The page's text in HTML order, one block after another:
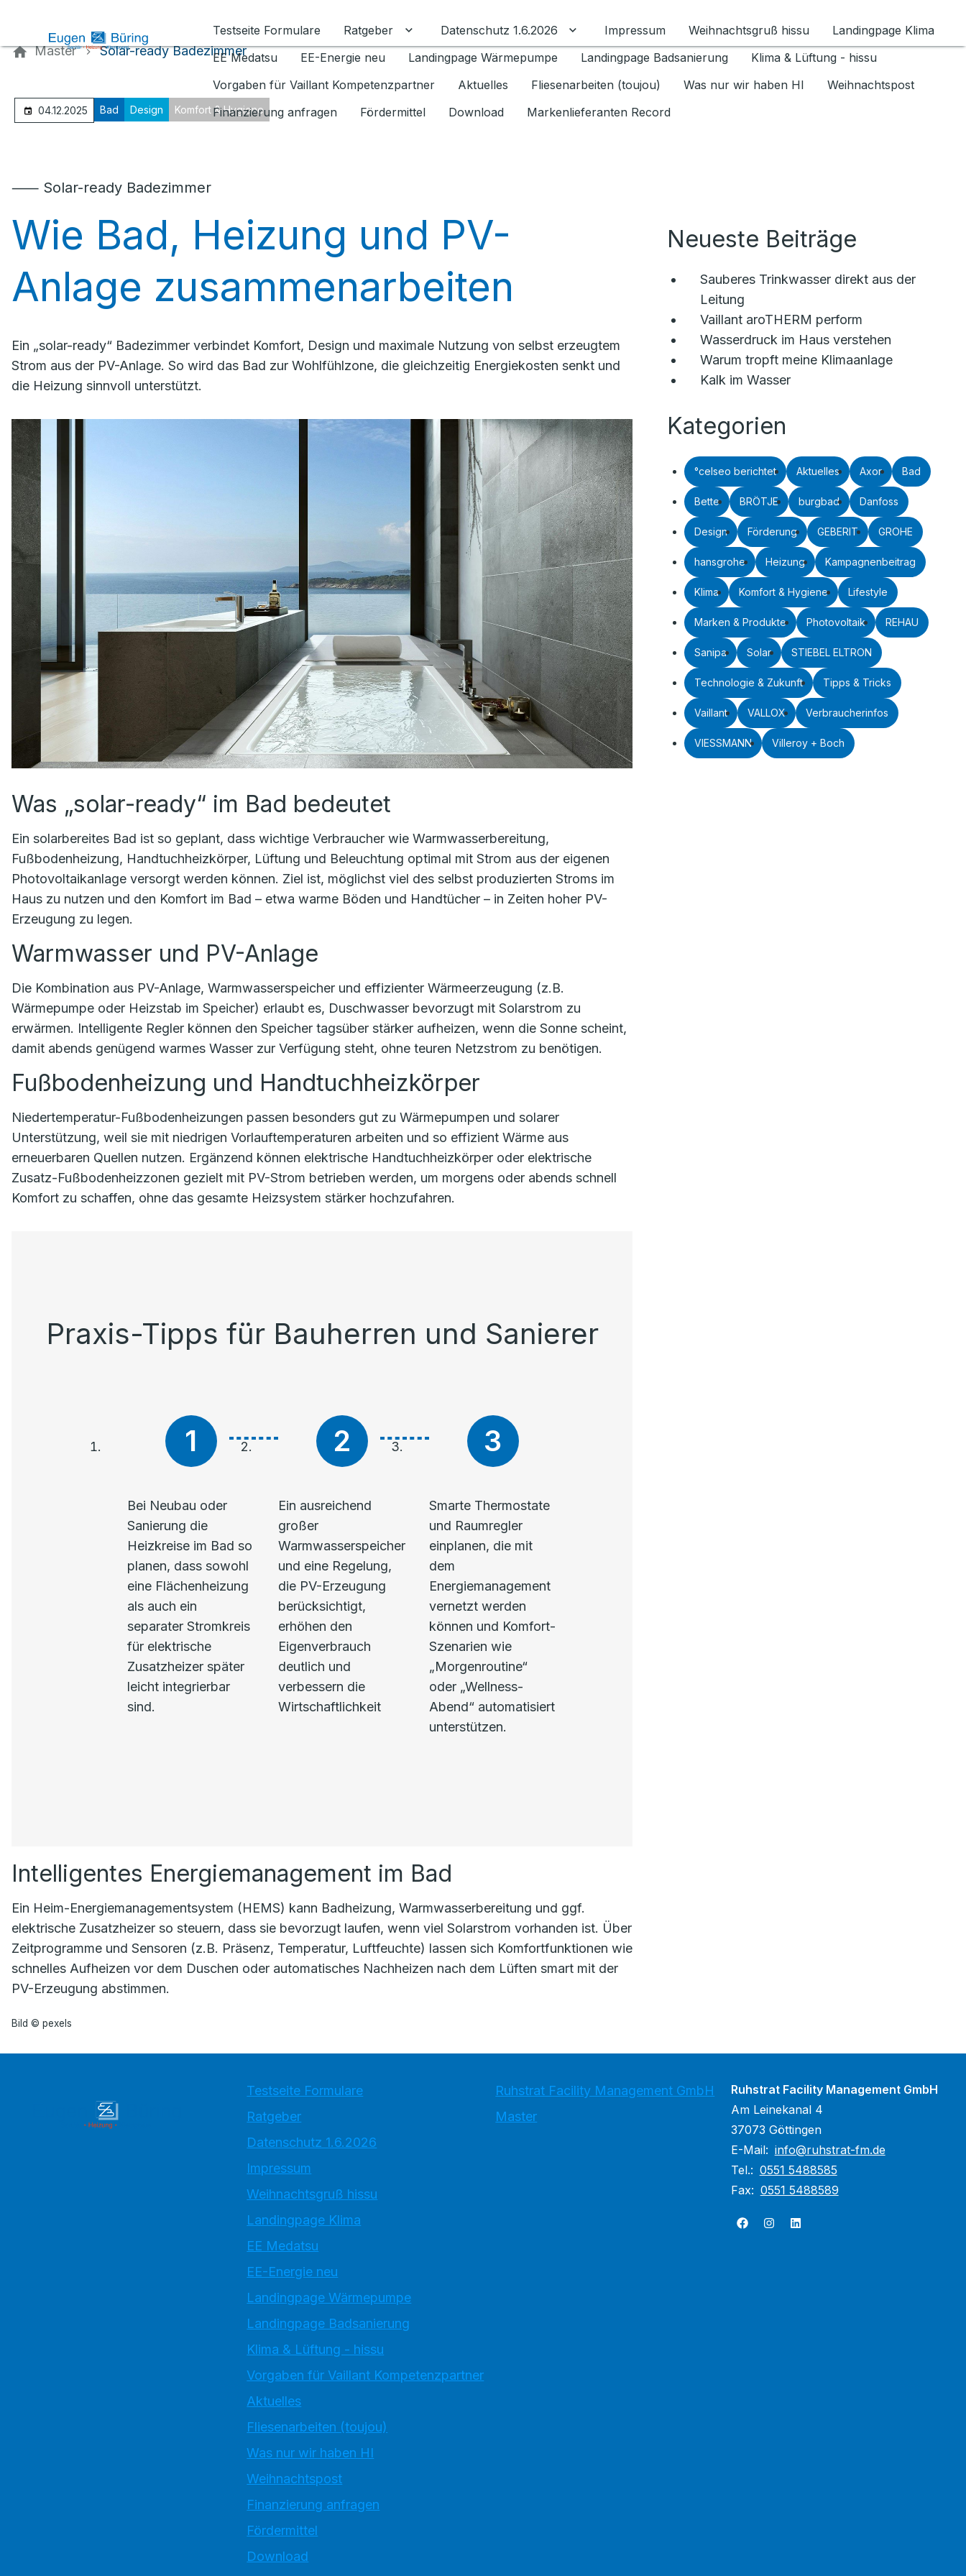
Testseite Formulare
Ratgeber Untermenü für Ratgeber umschalten
Datenschutz 1.6.2026 Untermenü für Datenschutz 1.6.2026 umschalten
Impressum Weihnachtsgruß hissu
Landingpage Klima
EE Medatsu
EE-Energie neu Landingpage Wärmepumpe Landingpage Badsanierung
Klima & Lüftung - hissu
Vorgaben für Vaillant Kompetenzpartner
Aktuelles Fliesenarbeiten (toujou) Was nur wir haben HI
Weihnachtspost
Finanzierung anfragen
Fördermittel Download Markenlieferanten Record
Master Solar-ready Badezimmer
04.12.2025 Bad Design Komfort & Hygiene
⸺ Solar-ready Badezimmer
Wie Bad, Heizung und PV-
Anlage zusammenarbeiten
Ein „solar-ready“ Badezimmer verbindet Komfort, Design und maximale Nutzung von selbst erzeugtem
Strom aus der PV-Anlage. So wird das Bad zur Wohlfühlzone, die gleichzeitig Energiekosten senkt und
die Heizung sinnvoll unterstützt.
Was „solar-ready“ im Bad bedeutet
Ein solar­bereites Bad ist so geplant, dass wichtige Verbraucher wie Warmwasserbereitung,
Fußbodenheizung, Handtuchheizkörper, Lüftung und Beleuchtung optimal mit Strom aus der eigenen
Photovoltaikanlage versorgt werden können. Ziel ist, möglichst viel des selbst produzierten Stroms im
Haus zu nutzen und den Komfort im Bad – etwa warme Böden und Handtücher – in Zeiten hoher PV-
Erzeugung zu legen.
Warmwasser und PV-Anlage
Die Kombination aus PV-Anlage, Warmwasserspeicher und effizienter Wärmeerzeugung (z.B.
Wärmepumpe oder Heizstab im Speicher) erlaubt es, Duschwasser bevorzugt mit Solarstrom zu
erwärmen. Intelligente Regler können den Speicher tagsüber stärker aufheizen, wenn die Sonne scheint,
damit abends genügend warmes Wasser zur Verfügung steht, ohne teuren Netzstrom zu benötigen.
Fußbodenheizung und Handtuchheizkörper
Niedertemperatur-Fußbodenheizungen passen besonders gut zu Wärmepumpen und solarer
Unterstützung, weil sie mit niedrigen Vorlauftemperaturen arbeiten und so effizient Wärme aus
erneuerbaren Quellen nutzen. Ergänzend können elektrische Handtuchheizkörper oder elektrische
Zusatz-Fußbodenheizzonen gezielt mit PV-Strom betrieben werden, um morgens oder abends schnell
Komfort zu schaffen, ohne das gesamte Heizsystem stärker hochzufahren.
Praxis-Tipps für Bauherren und Sanierer
Bei Neubau oder
Sanierung die
Heizkreise im Bad so
planen, dass sowohl
eine Flächenheizung
als auch ein
separater Stromkreis
für elektrische
Zusatzheizer später
leicht integrierbar
sind.
Ein ausreichend
großer
Warmwasserspeicher
und eine Regelung,
die PV-Erzeugung
berücksichtigt,
erhöhen den
Eigenverbrauch
deutlich und
verbessern die
Wirtschaftlichkeit
Smarte Thermostate
und Raumregler
einplanen, die mit
dem
Energiemanagement
vernetzt werden
können und Komfort-
Szenarien wie
„Morgenroutine“
oder „Wellness-
Abend“ automatisiert
unterstützen.
Intelligentes Energiemanagement im Bad
Ein Heim-Energiemanagementsystem (HEMS) kann Badheizung, Warmwasserbereitung und ggf.
elektrische Zusatzheizer so steuern, dass sie bevorzugt laufen, wenn viel Solarstrom vorhanden ist. Über
Zeitprogramme und Sensoren (z.B. Präsenz, Temperatur, Luftfeuchte) lassen sich Komfortfunktionen wie
schnelles Aufheizen vor dem Duschen oder automatisches Nachheizen nach dem Lüften smart mit der
PV-Erzeugung abstimmen.
Bild © pexels
Neueste Beiträge
Sauberes Trinkwasser direkt aus der
Leitung
Vaillant aroTHERM perform
Wasserdruck im Haus verstehen
Warum tropft meine Klimaanlage
Kalk im Wasser
Kategorien
°celseo berichtet Aktuelles Axor Bad
Bette BRÖTJE burgbad Danfoss
Design Förderung GEBERIT GROHE
hansgrohe Heizung Kampagnenbeitrag
Klima Komfort & Hygiene Lifestyle
Marken & Produkte Photovoltaik REHAU
Sanipa Solar STIEBEL ELTRON
Technologie & Zukunft Tipps & Tricks
Vaillant VALLOX Verbraucherinfos
VIESSMANN Villeroy + Boch
Testseite Formulare
Ratgeber
Datenschutz 1.6.2026
Impressum
Weihnachtsgruß hissu
Landingpage Klima
EE Medatsu
EE-Energie neu
Landingpage Wärmepumpe
Landingpage Badsanierung
Klima & Lüftung - hissu
Vorgaben für Vaillant Kompetenzpartner
Aktuelles
Fliesenarbeiten (toujou)
Was nur wir haben HI
Weihnachtspost
Finanzierung anfragen
Fördermittel
Download
Ruhstrat Facility Management GmbH
Master
Ruhstrat Facility Management GmbH
Am Leinekanal 4
37073 Göttingen
E-Mail: info@ruhstrat-fm.de
Tel.: 0551 5488585
Fax: 0551 5488589